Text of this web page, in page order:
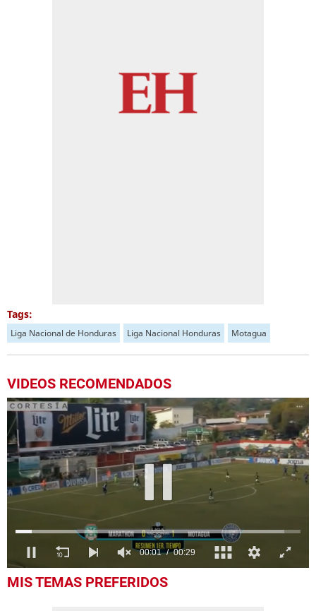
Tags:
Liga Nacional de Honduras Liga Nacional Honduras Motagua
VIDEOS RECOMENDADOS
seconds
MIS TEMAS PREFERIDOS